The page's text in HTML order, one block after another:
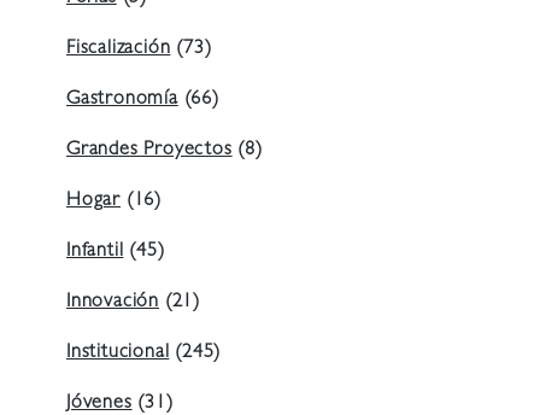
Fiscalización (73)
Gastronomía(66)
Grandes Proyectos (8)
Hogar (16)
Infantil (45)
Innovación (21)
Institucional (245)
Jóvenes (31)